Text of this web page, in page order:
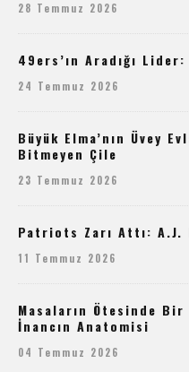
28 Temmuz 2026
49ers’ın Aradığı
24 Temmuz 2026
Büyük Elma’nın Üvey
Bitmeyen Çile
23 Temmuz 2026
Patriots Zarı Attı: A.J.
11 Temmuz 2026
Masaların Ötesinde
İnancın Anatomisi
04 Temmuz 2026